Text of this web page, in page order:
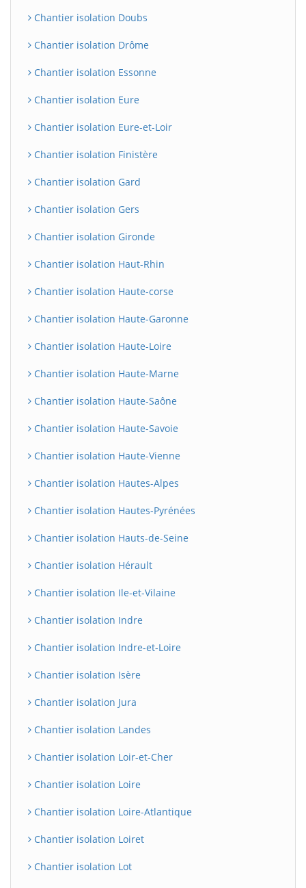
Chantier isolation Doubs
Chantier isolation Drôme
Chantier isolation Essonne
Chantier isolation Eure
Chantier isolation Eure-et-Loir
Chantier isolation Finistère
Chantier isolation Gard
Chantier isolation Gers
Chantier isolation Gironde
Chantier isolation Haut-Rhin
Chantier isolation Haute-corse
Chantier isolation Haute-Garonne
Chantier isolation Haute-Loire
Chantier isolation Haute-Marne
Chantier isolation Haute-Saône
Chantier isolation Haute-Savoie
Chantier isolation Haute-Vienne
Chantier isolation Hautes-Alpes
Chantier isolation Hautes-Pyrénées
Chantier isolation Hauts-de-Seine
Chantier isolation Hérault
Chantier isolation Ile-et-Vilaine
Chantier isolation Indre
Chantier isolation Indre-et-Loire
Chantier isolation Isère
Chantier isolation Jura
Chantier isolation Landes
Chantier isolation Loir-et-Cher
Chantier isolation Loire
Chantier isolation Loire-Atlantique
Chantier isolation Loiret
Chantier isolation Lot
B Assistant en ligne